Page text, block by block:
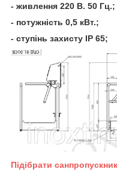
- живлення 220 В. 50 Гц.;
- потужність 0,5 кВт.;
- ступінь захисту IP 65;
Підібрати санпропускник